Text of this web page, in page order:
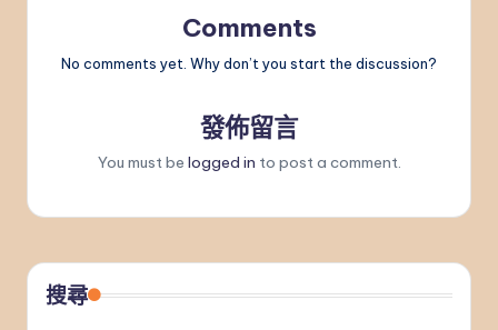
Comments
No comments yet. Why don’t you start the discussion?
發佈留言
You must be logged in to post a comment.
搜尋